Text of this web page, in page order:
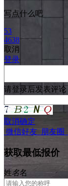
写点什么吧
53
4638
取消
登录
请登录后发表评论
取消确定
微信好友 朋友圈
获取最低报价
姓名名